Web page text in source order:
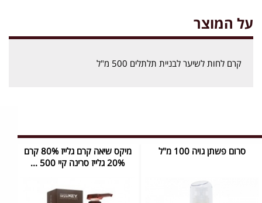
על המוצר
קרם לחות לשיער לבניית תלתלים 500 מ"ל
סרום פשתן גויה 100 מ"ל
מיקס שיאה קרם גלייז 80% קרם
20% גלייז סרינה קיי 500 ...